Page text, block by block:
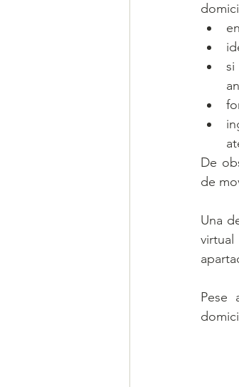
si
De
de
Una
Pese